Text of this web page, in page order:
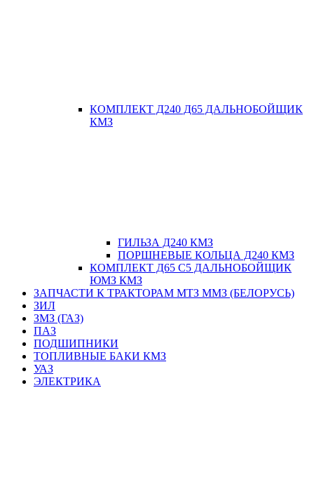
КОМПЛЕКТ Д240 Д65 ДАЛЬНОБОЙЩИК
КМЗ
ГИЛЬЗА Д240 КМЗ
ПОРШНЕВЫЕ КОЛЬЦА Д240 КМЗ
КОМПЛЕКТ Д65 С5 ДАЛЬНОБОЙЩИК
ЮМЗ КМЗ
ЗАПЧАСТИ К ТРАКТОРАМ МТЗ ММЗ (БЕЛОРУСЬ)
ЗИЛ
ЗМЗ (ГАЗ)
ПАЗ
ПОДШИПНИКИ
ТОПЛИВНЫЕ БАКИ КМЗ
УАЗ
ЭЛЕКТРИКА